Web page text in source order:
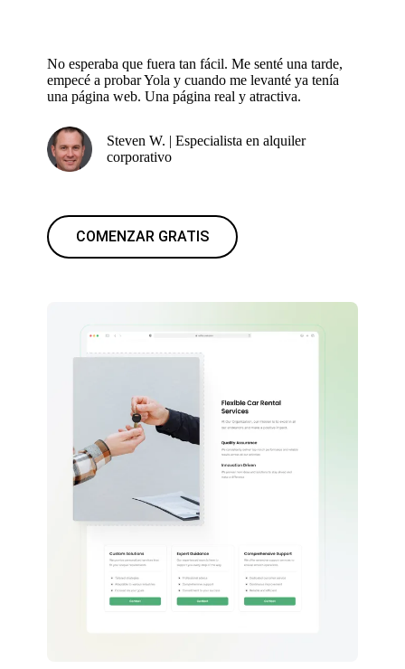
No esperaba que fuera tan fácil. Me senté una tarde,
empecé a probar Yola y cuando me levanté ya tenía
una página web. Una página real y atractiva.
Steven W. | Especialista en alquiler
corporativo
COMENZAR GRATIS